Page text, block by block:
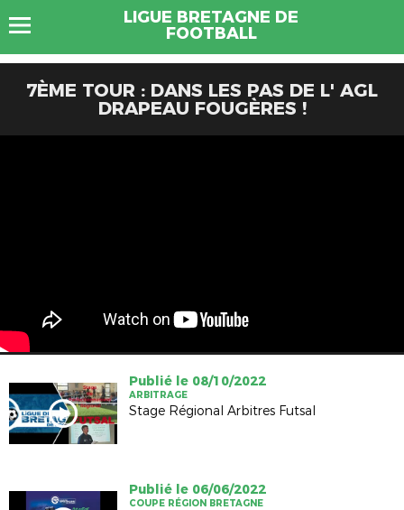
LIGUE BRETAGNE DE
FOOTBALL
7ÈME TOUR : DANS LES PAS DE L' AGL
DRAPEAU FOUGÈRES !
Publié le 08/10/2022
ARBITRAGE
Stage Régional Arbitres Futsal
Publié le 06/06/2022
COUPE RÉGION BRETAGNE